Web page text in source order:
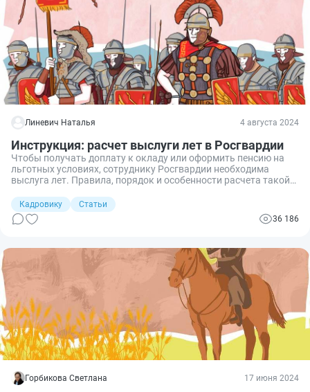
Линевич Наталья 4 августа 2024
Инструкция: расчет выслуги лет в Росгвардии
Чтобы получать доплату к окладу или оформить пенсию на
льготных условиях, сотруднику Росгвардии необходима
выслуга лет. Правила, порядок и особенности расчета такой
Разберемся, в чем заключаются эти особенности и отличия
расчета выслуги от стажа по обычным трудовым
отношениям.
Кадровику
Статьи
36 186
Горбикова Светлана 17 июня 2024